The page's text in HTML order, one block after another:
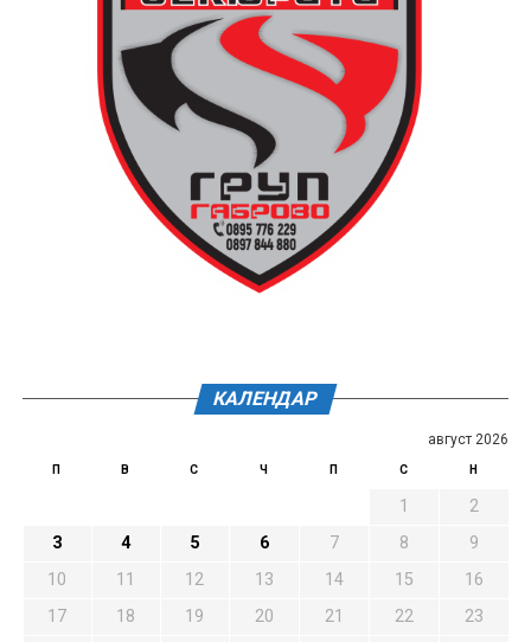
КАЛЕНДАР
август 2026
П В С Ч П С Н
1
2
3
4 5 6 7 8
9
10
11 12 13 14 15
16
17
18 19 20 21 22 23